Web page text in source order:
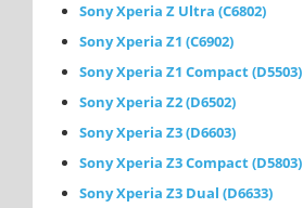
Sony Xperia Z Ultra (C6802)
Sony Xperia Z1 (C6902)
Sony Xperia Z1 Compact (D5503)
Sony Xperia Z2 (D6502)
Sony Xperia Z3 (D6603)
Sony Xperia Z3 Compact (D5803)
Sony Xperia Z3 Dual (D6633)